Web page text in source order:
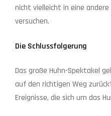
nicht vielleicht in eine
versuchen.
Die Schlussfolgerung
Das große Huhn-Spektakel
auf den richtigen Weg
Ereignisse, die sich um das